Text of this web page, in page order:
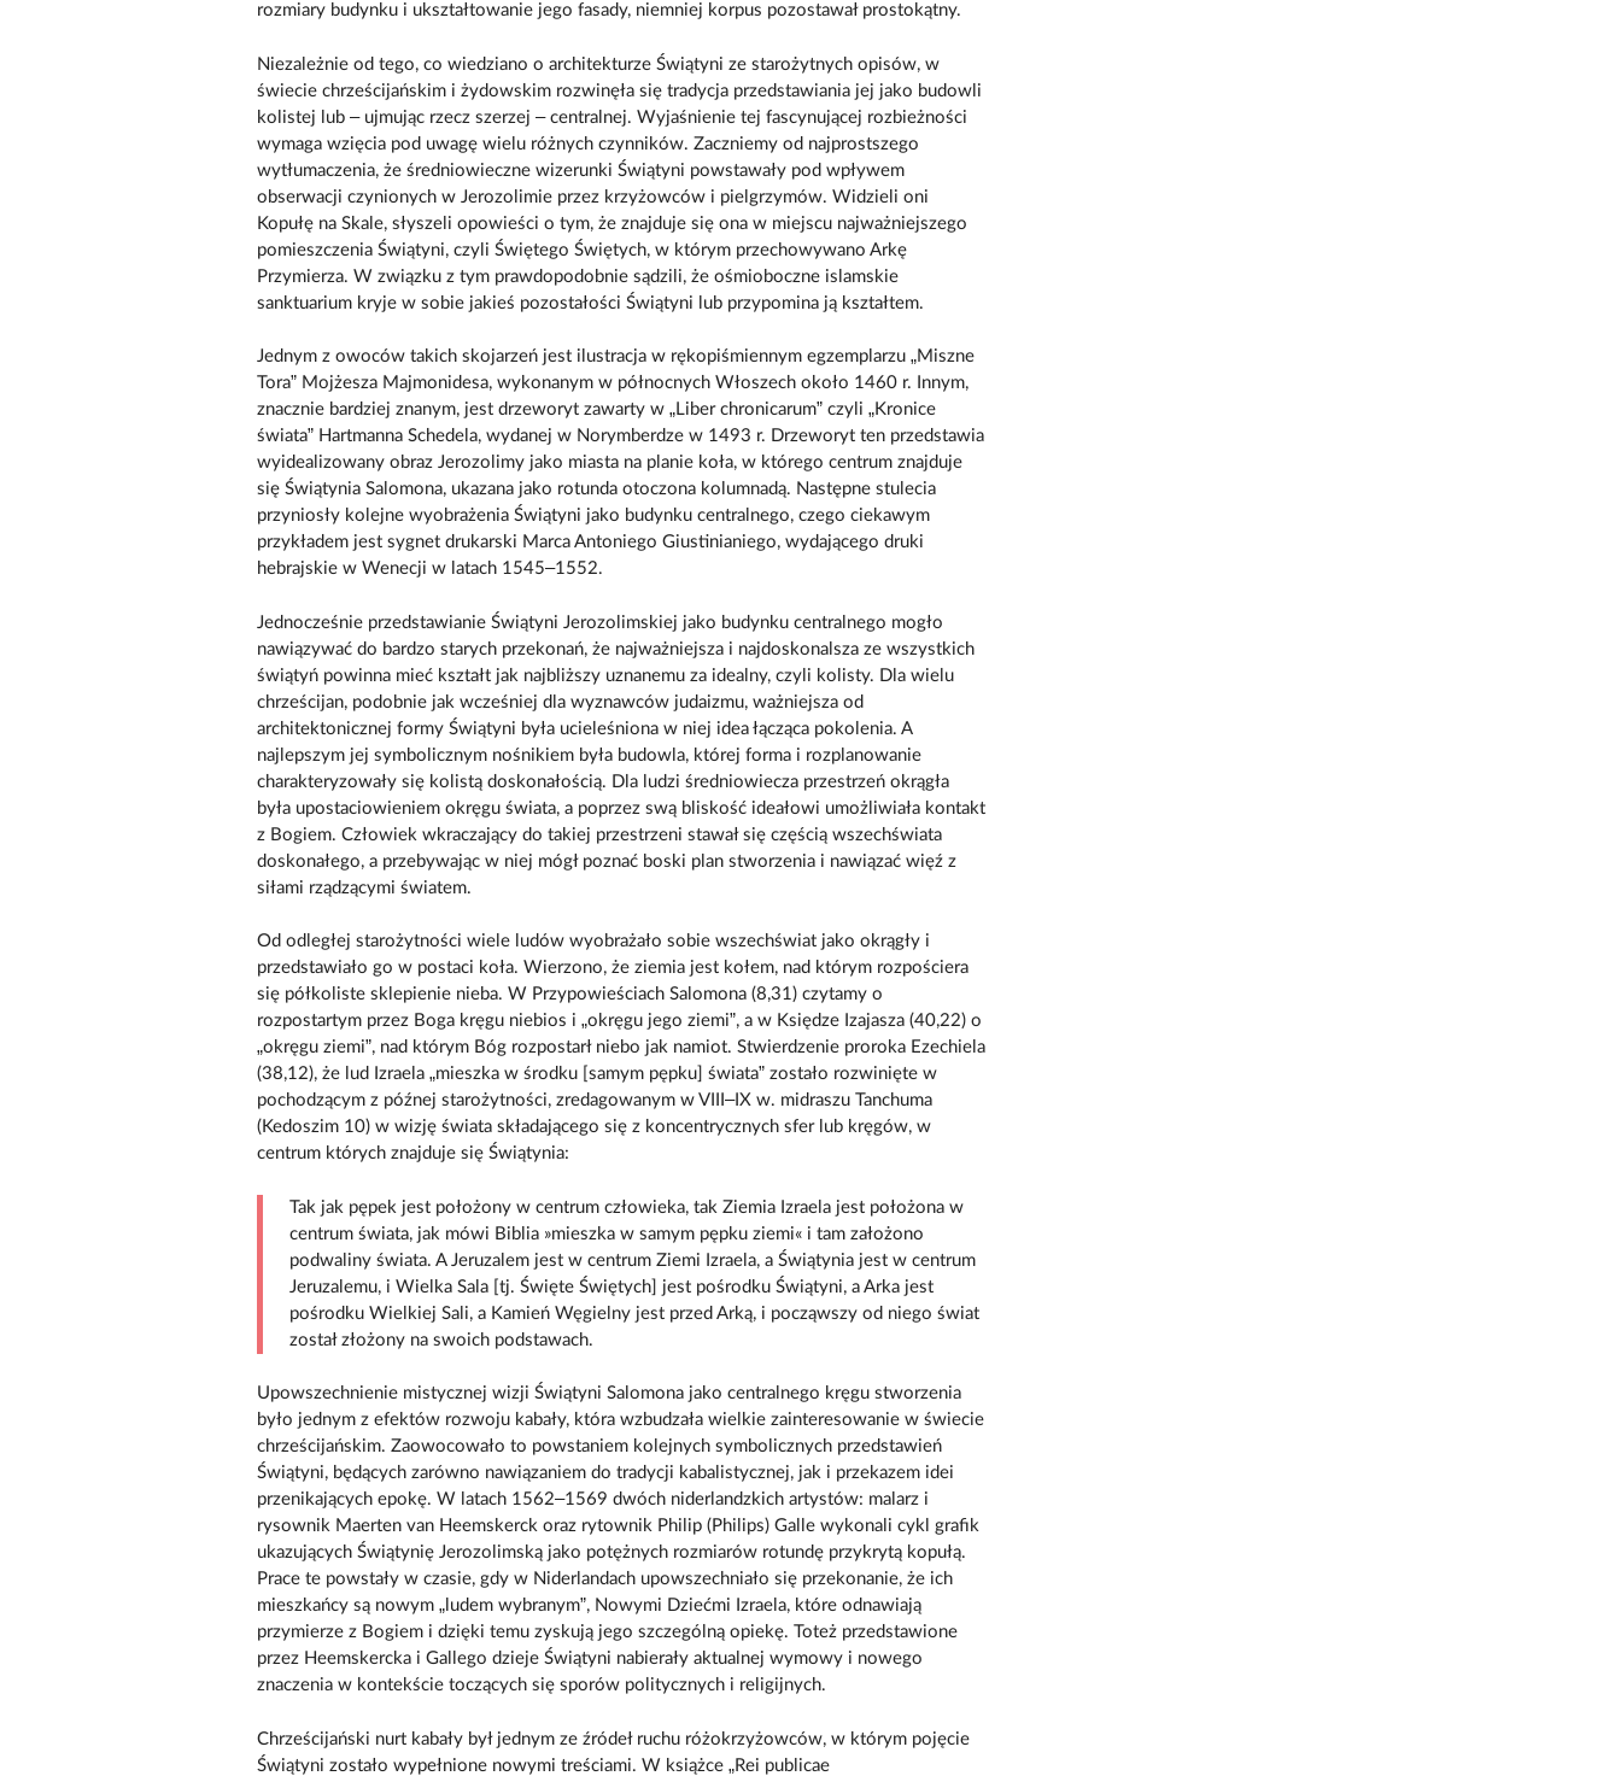
rozmiary budynku i ukształtowanie jego fasady, niemniej korpus pozostawał prostokątny.
Niezależnie od tego, co wiedziano o architekturze Świątyni ze starożytnych opisów, w
świecie chrześcijańskim i żydowskim rozwinęła się tradycja przedstawiania jej jako budowli
kolistej lub – ujmując rzecz szerzej – centralnej. Wyjaśnienie tej fascynującej rozbieżności
wymaga wzięcia pod uwagę wielu różnych czynników. Zaczniemy od najprostszego
wytłumaczenia, że średniowieczne wizerunki Świątyni powstawały pod wpływem
obserwacji czynionych w Jerozolimie przez krzyżowców i pielgrzymów. Widzieli oni
Kopułę na Skale, słyszeli opowieści o tym, że znajduje się ona w miejscu najważniejszego
pomieszczenia Świątyni, czyli Świętego Świętych, w którym przechowywano Arkę
Przymierza. W związku z tym prawdopodobnie sądzili, że ośmioboczne islamskie
sanktuarium kryje w sobie jakieś pozostałości Świątyni lub przypomina ją kształtem.
Jednym z owoców takich skojarzeń jest ilustracja w rękopiśmiennym egzemplarzu „Miszne
Tora” Mojżesza Majmonidesa, wykonanym w północnych Włoszech około 1460 r. Innym,
znacznie bardziej znanym, jest drzeworyt zawarty w „Liber chronicarum” czyli „Kronice
świata” Hartmanna Schedela, wydanej w Norymberdze w 1493 r. Drzeworyt ten przedstawia
wyidealizowany obraz Jerozolimy jako miasta na planie koła, w którego centrum znajduje
się Świątynia Salomona, ukazana jako rotunda otoczona kolumnadą. Następne stulecia
przyniosły kolejne wyobrażenia Świątyni jako budynku centralnego, czego ciekawym
przykładem jest sygnet drukarski Marca Antoniego Giustinianiego, wydającego druki
hebrajskie w Wenecji w latach 1545–1552.
Jednocześnie przedstawianie Świątyni Jerozolimskiej jako budynku centralnego mogło
nawiązywać do bardzo starych przekonań, że najważniejsza i najdoskonalsza ze wszystkich
świątyń powinna mieć kształt jak najbliższy uznanemu za idealny, czyli kolisty. Dla wielu
chrześcijan, podobnie jak wcześniej dla wyznawców judaizmu, ważniejsza od
architektonicznej formy Świątyni była ucieleśniona w niej idea łącząca pokolenia. A
najlepszym jej symbolicznym nośnikiem była budowla, której forma i rozplanowanie
charakteryzowały się kolistą doskonałością. Dla ludzi średniowiecza przestrzeń okrągła
była upostaciowieniem okręgu świata, a poprzez swą bliskość ideałowi umożliwiała kontakt
z Bogiem. Człowiek wkraczający do takiej przestrzeni stawał się częścią wszechświata
doskonałego, a przebywając w niej mógł poznać boski plan stworzenia i nawiązać więź z
siłami rządzącymi światem.
Od odległej starożytności wiele ludów wyobrażało sobie wszechświat jako okrągły i
przedstawiało go w postaci koła. Wierzono, że ziemia jest kołem, nad którym rozpościera
się półkoliste sklepienie nieba. W Przypowieściach Salomona (8,31) czytamy o
rozpostartym przez Boga kręgu niebios i „okręgu jego ziemi”, a w Księdze Izajasza (40,22) o
„okręgu ziemi”, nad którym Bóg rozpostarł niebo jak namiot. Stwierdzenie proroka Ezechiela
(38,12), że lud Izraela „mieszka w środku [samym pępku] świata” zostało rozwinięte w
pochodzącym z późnej starożytności, zredagowanym w VIII–IX w. midraszu Tanchuma
(Kedoszim 10) w wizję świata składającego się z koncentrycznych sfer lub kręgów, w
centrum których znajduje się Świątynia:
Tak jak pępek jest położony w centrum człowieka, tak Ziemia Izraela jest położona w
centrum świata, jak mówi Biblia »mieszka w samym pępku ziemi« i tam założono
podwaliny świata. A Jeruzalem jest w centrum Ziemi Izraela, a Świątynia jest w centrum
Jeruzalemu, i Wielka Sala [tj. Święte Świętych] jest pośrodku Świątyni, a Arka jest
pośrodku Wielkiej Sali, a Kamień Węgielny jest przed Arką, i począwszy od niego świat
został złożony na swoich podstawach.
Upowszechnienie mistycznej wizji Świątyni Salomona jako centralnego kręgu stworzenia
było jednym z efektów rozwoju kabały, która wzbudzała wielkie zainteresowanie w świecie
chrześcijańskim. Zaowocowało to powstaniem kolejnych symbolicznych przedstawień
Świątyni, będących zarówno nawiązaniem do tradycji kabalistycznej, jak i przekazem idei
przenikających epokę. W latach 1562–1569 dwóch niderlandzkich artystów: malarz i
rysownik Maerten van Heemskerck oraz rytownik Philip (Philips) Galle wykonali cykl grafik
ukazujących Świątynię Jerozolimską jako potężnych rozmiarów rotundę przykrytą kopułą.
Prace te powstały w czasie, gdy w Niderlandach upowszechniało się przekonanie, że ich
mieszkańcy są nowym „ludem wybranym”, Nowymi Dziećmi Izraela, które odnawiają
przymierze z Bogiem i dzięki temu zyskują jego szczególną opiekę. Toteż przedstawione
przez Heemskercka i Gallego dzieje Świątyni nabierały aktualnej wymowy i nowego
znaczenia w kontekście toczących się sporów politycznych i religijnych.
Chrześcijański nurt kabały był jednym ze źródeł ruchu różokrzyżowców, w którym pojęcie
Świątyni zostało wypełnione nowymi treściami. W książce „Rei publicae